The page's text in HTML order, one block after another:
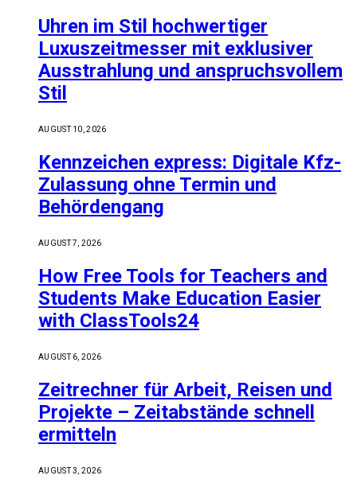
Uhren im Stil hochwertiger
Luxuszeitmesser mit exklusiver
Ausstrahlung und anspruchsvollem
Stil
AUGUST 10, 2026
Kennzeichen express: Digitale Kfz-
Zulassung ohne Termin und
Behördengang
AUGUST 7, 2026
How Free Tools for Teachers and
Students Make Education Easier
with ClassTools24
AUGUST 6, 2026
Zeitrechner für Arbeit, Reisen und
Projekte – Zeitabstände schnell
ermitteln
AUGUST 3, 2026